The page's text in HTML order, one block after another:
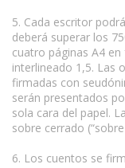
5. Cada escritor
deberá superar los
cuatro páginas A4
interlineado 1,5. Las
firmadas con
serán presentados
sola cara del papel.
sobre cerrado
6. Los cuentos se